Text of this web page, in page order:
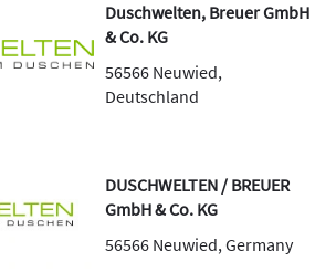
Duschwelten, Breuer GmbH
& Co. KG
56566 Neuwied,
Deutschland
DUSCHWELTEN / BREUER
GmbH & Co. KG
56566 Neuwied, Germany